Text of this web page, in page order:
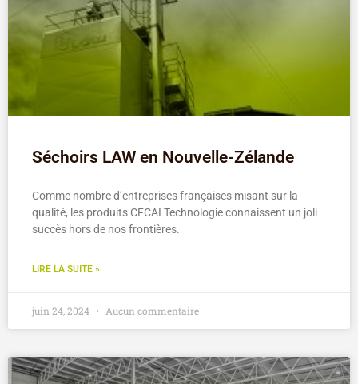
Séchoirs LAW en Nouvelle-Zélande
Comme nombre d’entreprises françaises misant sur la
qualité, les produits CFCAI Technologie connaissent un joli
succès hors de nos frontières.
LIRE LA SUITE »
juin 24, 2024 Aucun commentaire